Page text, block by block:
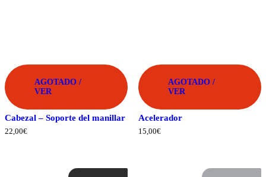
AGOTADO /
VER
Cabezal – Soporte del manillar
22,00€
AGOTADO /
VER
Acelerador
15,00€